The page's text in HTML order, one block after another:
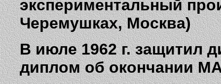
экспериментальный
Черемушках, Москва)
В июле 1962 г. защитил
диплом об окончании